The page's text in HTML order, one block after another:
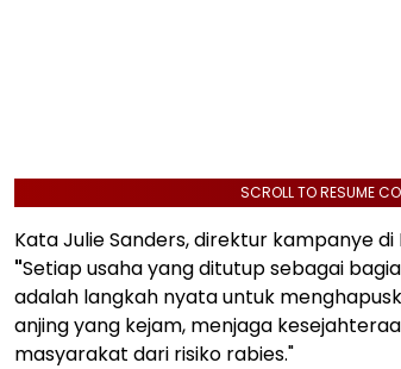
SCROLL TO RESUME
Kata Julie Sanders, direktur kampanye
"Setiap usaha yang ditutup sebagai
adalah langkah nyata untuk
anjing yang kejam, menjaga
masyarakat dari risiko rabies."